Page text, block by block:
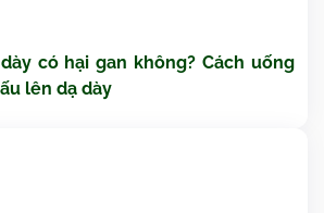
có hại gan không? Cách uống
lên dạ dày